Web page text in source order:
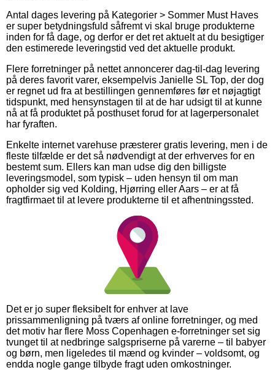
Antal dages levering på Kategorier > Sommer Must Haves
er super betydningsfuld såfremt vi skal bruge produkterne
inden for få dage, og derfor er det ret aktuelt at du besigtiger
den estimerede leveringstid ved det aktuelle produkt.
Flere forretninger på nettet annoncerer dag-til-dag levering
på deres favorit varer, eksempelvis Janielle SL Top, der dog
er regnet ud fra at bestillingen gennemføres før et nøjagtigt
tidspunkt, med hensynstagen til at de har udsigt til at kunne
nå at få produktet på posthuset forud for at lagerpersonalet
har fyraften.
Enkelte internet varehuse præsterer gratis levering, men i de
fleste tilfælde er det så nødvendigt at der erhverves for en
bestemt sum. Ellers kan man udse dig den billigste
leveringsmodel, som typisk – uden hensyn til om man
opholder sig ved Kolding, Hjørring eller Aars – er at få
fragtfirmaet til at levere produkterne til et afhentningssted.
Det er jo super fleksibelt for enhver at lave
prissammenligning på tværs af online forretninger, og med
det motiv har flere Moss Copenhagen e-forretninger set sig
tvunget til at nedbringe salgspriserne på varerne – til babyer
og børn, men ligeledes til mænd og kvinder – voldsomt, og
endda nogle gange tilbyde fragt uden omkostninger.